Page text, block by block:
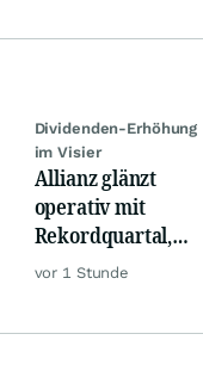
Dividenden-Erhöhung
im Visier
Allianz glänzt
operativ mit
Rekordquartal,
doch KI-Kosten
vor 1 Stunde